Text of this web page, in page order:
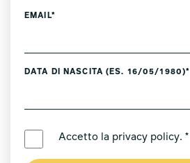
EMAIL*
DATA DI NASCITA (ES. 16/05/1980)*
Accetto la privacy policy. *